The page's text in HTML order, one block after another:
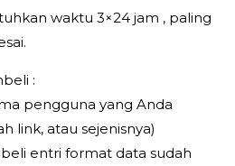
waktu 3×24 jam , paling
:
pengguna yang Anda
link, atau sejenisnya)
entri format data sudah